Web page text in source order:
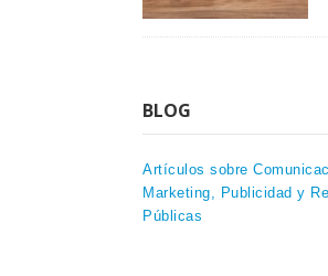
BLOG
Artículos sobre
Marketing, Publicidad y
Públicas